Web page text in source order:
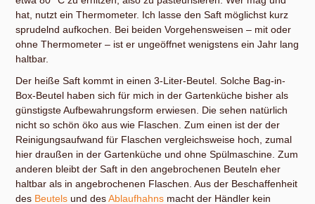
hat, nutzt ein Thermometer. Ich lasse den Saft möglichst kurz
sprudelnd aufkochen. Bei beiden Vorgehensweisen – mit oder
ohne Thermometer – ist er ungeöffnet wenigstens ein Jahr lang
haltbar.
Der heiße Saft kommt in einen 3-Liter-Beutel. Solche Bag-in-
Box-Beutel haben sich für mich in der Gartenküche bisher als
günstigste Aufbewahrungsform erwiesen. Die sehen natürlich
nicht so schön öko aus wie Flaschen. Zum einen ist der der
Reinigungsaufwand für Flaschen vergleichsweise hoch, zumal
hier draußen in der Gartenküche und ohne Spülmaschine. Zum
anderen bleibt der Saft in den angebrochenen Beuteln eher
haltbar als in angebrochenen Flaschen. Aus der Beschaffenheit
des Beutels und desAblaufhahns macht der Händler kein